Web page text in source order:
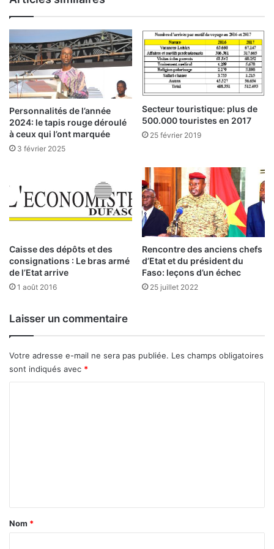
n
c
e
:
1
3
,
0
%
d
r
u
t
u
r
e
d
u
t
e
d
e
l
’
a
n
n
é
e
2
0
D
I
b
r
i
,
p
r
Personnalités de l’année
2024: le tapis rouge déroulé
à ceux qui l’ont marquée
3 février 2025
Secteur touristique: plus de
500.000 touristes en 2017
25 février 2019
Caisse des dépôts et des
consignations : Le bras armé
de l’Etat arrive
1 août 2016
Rencontre des anciens chefs
d’Etat et du président du
Faso: leçons d’un échec
25 juillet 2022
Laisser un commentaire
Votre adresse e-mail ne sera pas publiée. Les champs obligatoires
sont indiqués avec *
a
Nom *